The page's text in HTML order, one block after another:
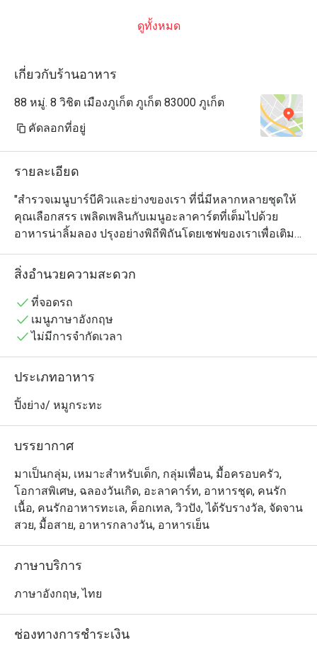
ดูทั้งหมด
เกี่ยวกับร้านอาหาร
88 หมู่. 8 วิชิต เมืองภูเก็ต ภูเก็ต 83000 ภูเก็ต
คัดลอกที่อยู่
รายละเอียด
"สำรวจเมนูบาร์บีคิวและย่างของเรา ที่นี่มีหลากหลายชุดให้
คุณเลือกสรร เพลิดเพลินกับเมนูอะลาคาร์ตที่เต็มไปด้วย
อาหารน่าลิ้มลอง ปรุงอย่างพิถีพิถันโดยเชฟของเราเพื่อเติม
เต็มความสุขให้กับรสชาติของคุณ โรงแรมของเรารองรับ
นักท่องเที่ยวมุสลิมด้วยตัวเลือกอาหารที่ปราศจากเนื้อหมู
อาหารที่สะดวกสบายและถูกหลักศาสนา
เลือกได้จากเนื้อสัตว์และอาหารทะเลหลากหลายชนิด พร้อม
พรีเมียมที่หมักและย่างอย่างลงตัวในเตาย่างสเปน โจสเปอร์
ทำให้ที่นี่เป็นหนึ่งในจุดหมายของอาหารมุสลิมที่ดีที่สุด
ผ่อนคลายและเพลิดเพลินกับวันของคุณที่สระว่ายน้ำริมป่า
พร้อมน้ำตก รายล้อมด้วยต้นไม้ใหญ่สวยงามและสง่างาม!"
สิ่งอำนวยความสะดวก
ที่จอดรถ
เมนูภาษาอังกฤษ
ไม่มีการจำกัดเวลา
ประเภทอาหาร
ปิ้งย่าง/ หมูกระทะ
บรรยากาศ
มาเป็นกลุ่ม, เหมาะสำหรับเด็ก, กลุ่มเพื่อน, มื้อครอบครัว,
โอกาสพิเศษ, ฉลองวันเกิด, อะลาคาร์ท, อาหารชุด, คนรัก
เนื้อ, คนรักอาหารทะเล, ค็อกเทล, วิวปัง, ได้รับรางวัล, จัดจาน
สวย, มื้อสาย, อาหารกลางวัน, อาหารเย็น
ภาษาบริการ
ภาษาอังกฤษ, ไทย
ช่องทางการชำระเงิน